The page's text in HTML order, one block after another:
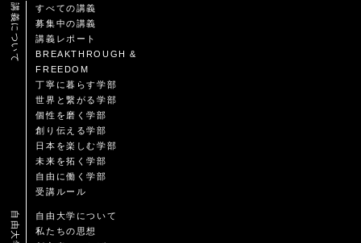
講義について
すべての講義
募集中の講義
講義レポート
BREAKTHROUGH &
FREEDOM
丁寧に暮らす学部
世界と繋がる学部
個性を磨く学部
創り伝える学部
日本を楽しむ学部
未来を拓く学部
自由に働く学部
受講ルール
自由大学について
私たちの思想